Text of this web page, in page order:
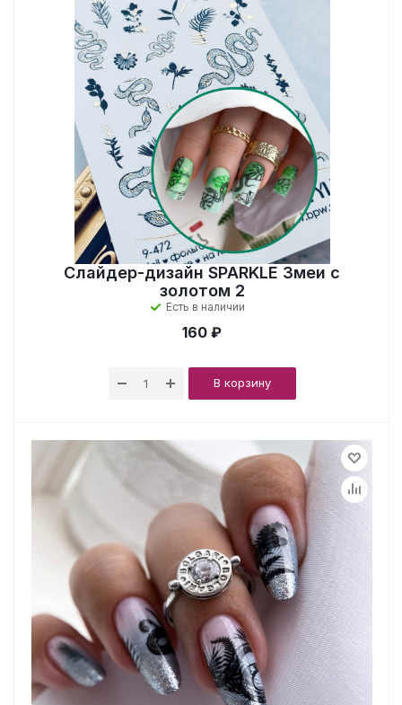
Слайдер-дизайн SPARKLE Змеи с
золотом 2
Есть в наличии
160 ₽
В корзину